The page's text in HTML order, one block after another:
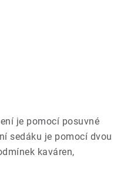
je pomocí posuvné
sedáku je pomocí dvou
kaváren,